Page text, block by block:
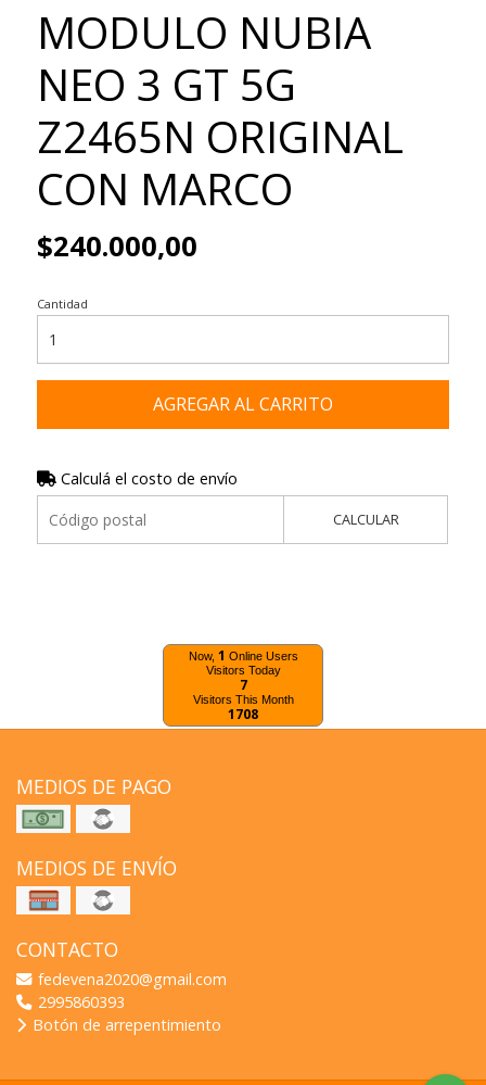
MODULO NUBIA
NEO 3 GT 5G
Z2465N ORIGINAL
CON MARCO
$240.000,00
Cantidad
AGREGAR AL CARRITO
Calculá el costo de envío
CALCULAR
Now, 1 Online Users
Visitors Today
7
Visitors This Month
1708
MEDIOS DE PAGO
MEDIOS DE ENVÍO
CONTACTO
fedevena2020@gmail.com
2995860393
Botón de arrepentimiento